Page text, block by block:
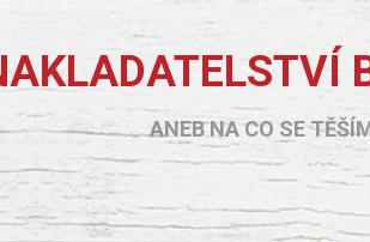
ANEB NA CO SE